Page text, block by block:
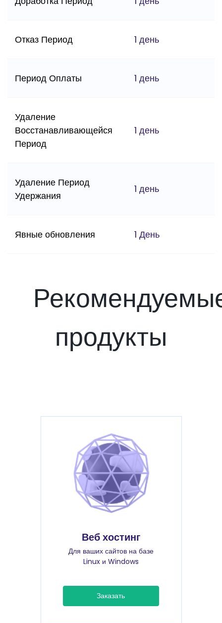
Отказ Период 1 день
Период Оплаты 1 день
Удаление
Восстанавливающейся
Период
1 день
Удаление Период
Удержания
1 день
Явные обновления 1 День
продукты
Веб хостинг
Для ваших сайтов на базе
Linux и Windows
Заказать